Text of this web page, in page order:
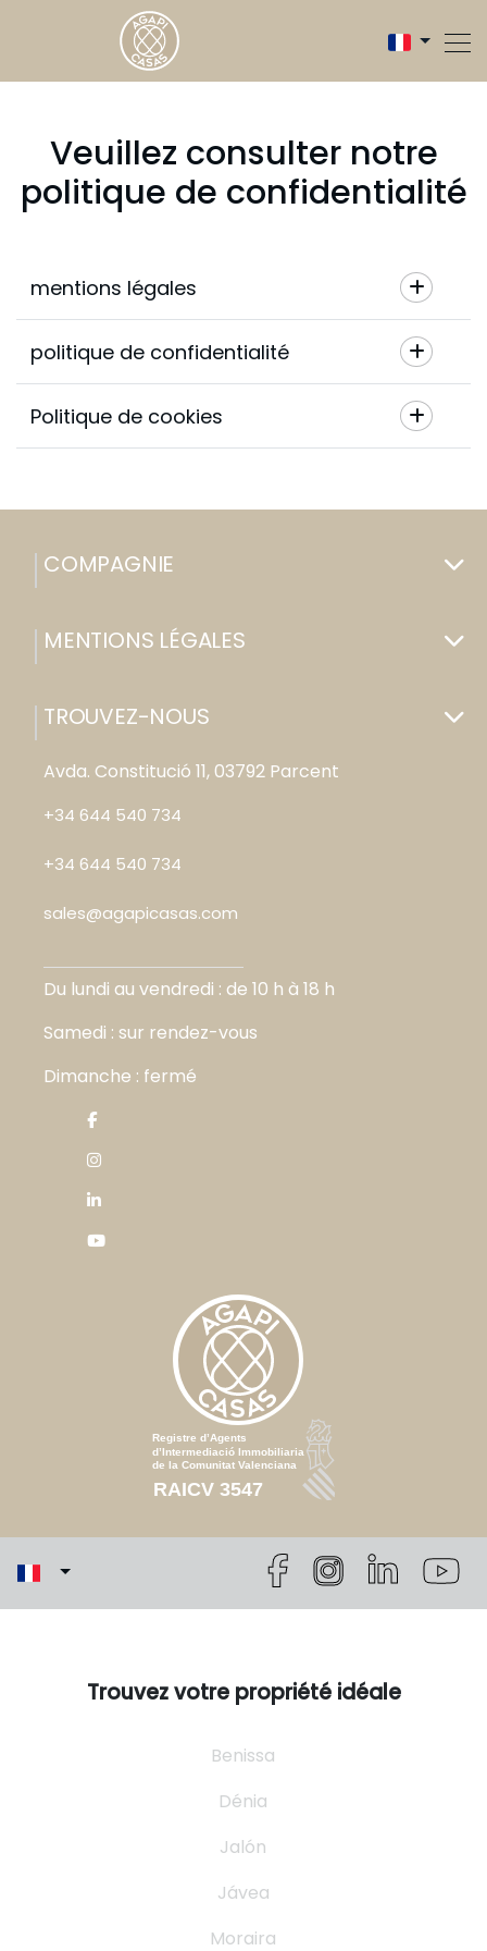
Veuillez consulter notre
politique de confidentialité
mentions légales
politique de confidentialité
Politique de cookies
COMPAGNIE
MENTIONS LÉGALES
TROUVEZ-NOUS
Avda. Constitució 11, 03792 Parcent
+34 644 540 734
+34 644 540 734
sales@agapicasas.com
Du lundi au vendredi : de 10 h à 18 h
Samedi : sur rendez-vous
Dimanche : fermé
Trouvez votre propriété idéale
Benissa
Dénia
Jalón
Jávea
Moraira